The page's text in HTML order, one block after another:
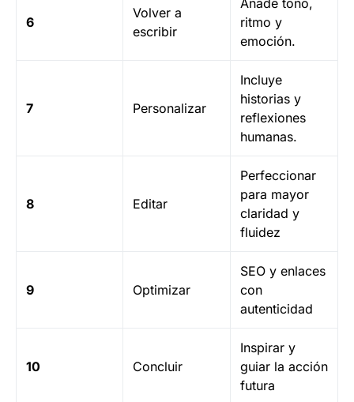
6
Volver a
escribir
ritmo y
emoción.
7 Personalizar
Incluye
historias y
reflexiones
humanas.
8 Editar
Perfeccionar
para mayor
claridad y
fluidez
9 Optimizar
SEO y enlaces
con
autenticidad
10 Concluir
Inspirar y
guiar la acción
futura